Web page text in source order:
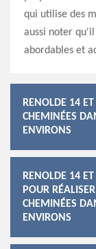
qui utilise des
aussi noter
abordables et
RENOLDE 14
CHEMINÉES
ENVIRONS
RENOLDE 14
POUR
CHEMINÉES
ENVIRONS